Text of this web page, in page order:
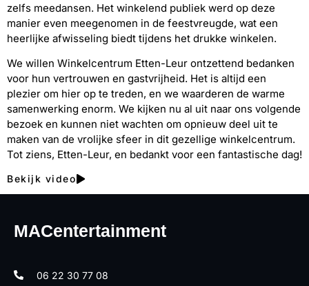
zelfs meedansen. Het winkelend publiek werd op deze
manier even meegenomen in de feestvreugde, wat een
heerlijke afwisseling biedt tijdens het drukke winkelen.
We willen Winkelcentrum Etten-Leur ontzettend bedanken
voor hun vertrouwen en gastvrijheid. Het is altijd een
plezier om hier op te treden, en we waarderen de warme
samenwerking enorm. We kijken nu al uit naar ons volgende
bezoek en kunnen niet wachten om opnieuw deel uit te
maken van de vrolijke sfeer in dit gezellige winkelcentrum.
Tot ziens, Etten-Leur, en bedankt voor een fantastische dag!
Bekijk video
MACentertainment
06 22 30 77 08